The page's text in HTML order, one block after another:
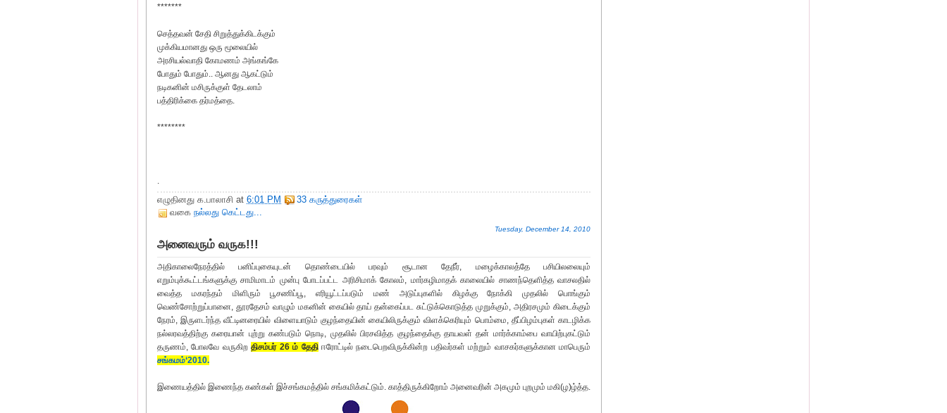
*******
செத்தவன் சேதி சிறுத்துக்கிடக்கும்
முக்கியமானது ஒரு மூலையில்
அரசியல்வாதி கோமணம் அங்கங்கே
போதும் போதும்.. ஆனது ஆகட்டும்
நடிகனின் மசிருக்குள் தேடலாம்
பத்திரிக்கை தர்மத்தை.
********
எழுதினது க.பாலாசி at 6:01 PM
33 கருத்துரைகள்
வகை நல்லது கெட்டது...
Tuesday, December 14, 2010
அனைவரும் வருக!!!
அதிகாலைநேரத்தில் பனிப்புகையுடன் தொண்டையில் பரவும் சூடான தேநீர், மழைக்காலத்தே பசியிலலையும்
எறும்புக்கூட்டங்களுக்கு சாமிமாடம் முன்பு போடப்பட்ட அரிசிமாக் கோலம், மார்கழிமாதக் காலையில் சாணந்தெளித்த வாசலதில்
வைத்த மகரந்தம் மிளிரும் பூசணிப்பூ, எரியூட்டப்படும் மண் அடுப்புகளில் கிழக்கு நோக்கி முதலில் பொங்கும்
வெண்சோற்றுப்பானை, தூரதேசம் வாழும் மகனின் கையில் தாய் தன்கைப்பட சுட்டுக்கொடுத்த முறுக்கும், அதிரசமும் கிடைக்கும்
நேரம், இருளடர்ந்த வீட்டினரையில் விளையாடும் குழந்தையின் கையிலிருக்கும் விளக்கெரியும் பொம்மை, தீப்பிழம்புகள் காடழிக்க
நல்லரவத்திற்கு கரையான் புற்று கண்படும் நொடி, முதலில் பிரசவித்த குழந்தைக்கு தாயவள் தன் மார்க்காம்பை வாயிற்புகட்டும்
தருணம், போலவே வருகிறதிசம்பர் 26 ம் தேதிஈரோட்டில் நடைபெறவிருக்கின்ற பதிவர்கள் மற்றும் வாசகர்களுக்கான மாபெரும்
சங்கமம்‘2010.
இணையத்தில் இணைந்த கண்கள் இச்சங்கமத்தில் சங்கமிக்கட்டும். காத்திருக்கிறோம் அனைவரின் அகமும் புறமும் மகி(ழ)ழ்த்த.